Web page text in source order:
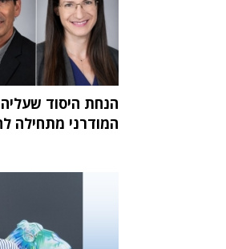
הנחת היסוד שעליה
המודרני מתחילה